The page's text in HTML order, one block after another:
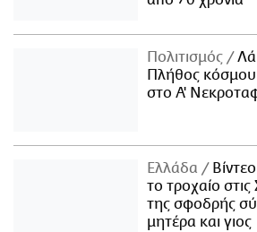
Πολιτισμός
Πλήθος κόσμου
στο Α'
Ελλάδα
το τροχαίο
της σφοδρής
μητέρα και γιος